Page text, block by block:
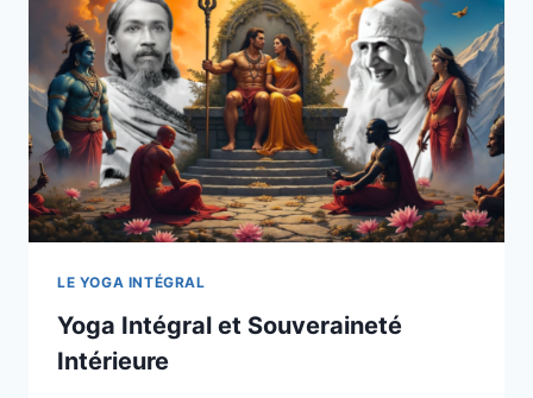
LE YOGA INTÉGRAL
Yoga Intégral et Souveraineté
Intérieure